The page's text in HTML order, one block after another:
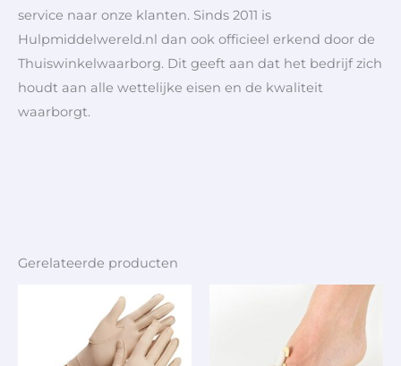
service naar onze klanten. Sinds 2011 is
Hulpmiddelwereld.nl dan ook officieel erkend door de
Thuiswinkelwaarborg. Dit geeft aan dat het bedrijf zich
houdt aan alle wettelijke eisen en de kwaliteit
waarborgt.
Gerelateerde producten